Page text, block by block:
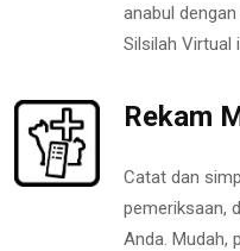
anabul
Silsilah Virtual
Rekam
Catat dan
pemeriksaan,
Anda. Mudah,